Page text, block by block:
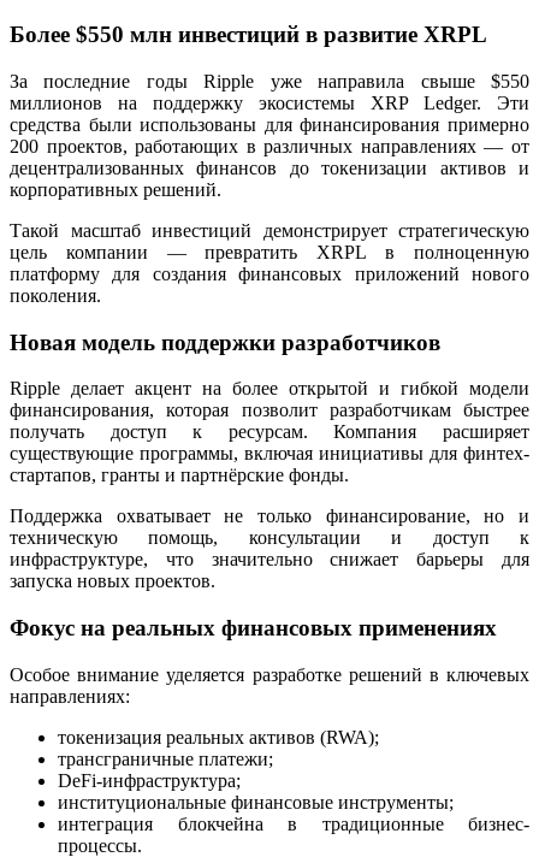
Более $550 млн инвестиций в развитие XRPL
За последние годы Ripple уже направила свыше $550
миллионов на поддержку экосистемы XRP Ledger. Эти
средства были использованы для финансирования примерно
200 проектов, работающих в различных направлениях — от
децентрализованных финансов до токенизации активов и
корпоративных решений.
Такой масштаб инвестиций демонстрирует стратегическую
цель компании — превратить XRPL в полноценную
платформу для создания финансовых приложений нового
поколения.
Новая модель поддержки разработчиков
Ripple делает акцент на более открытой и гибкой модели
финансирования, которая позволит разработчикам быстрее
получать доступ к ресурсам. Компания расширяет
существующие программы, включая инициативы для финтех-
стартапов, гранты и партнёрские фонды.
Поддержка охватывает не только финансирование, но и
техническую помощь, консультации и доступ к
инфраструктуре, что значительно снижает барьеры для
запуска новых проектов.
Фокус на реальных финансовых применениях
Особое внимание уделяется разработке решений в ключевых
направлениях:
токенизация реальных активов (RWA);
трансграничные платежи;
DeFi-инфраструктура;
институциональные финансовые инструменты;
интеграция блокчейна в традиционные бизнес-
процессы.